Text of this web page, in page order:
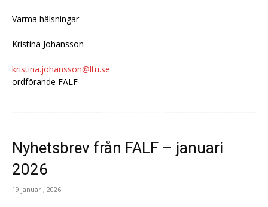
Varma hälsningar
Kristina Johansson
kristina.johansson@ltu.se
ordförande FALF
Nyhetsbrev från FALF – januari
2026
19 januari, 2026